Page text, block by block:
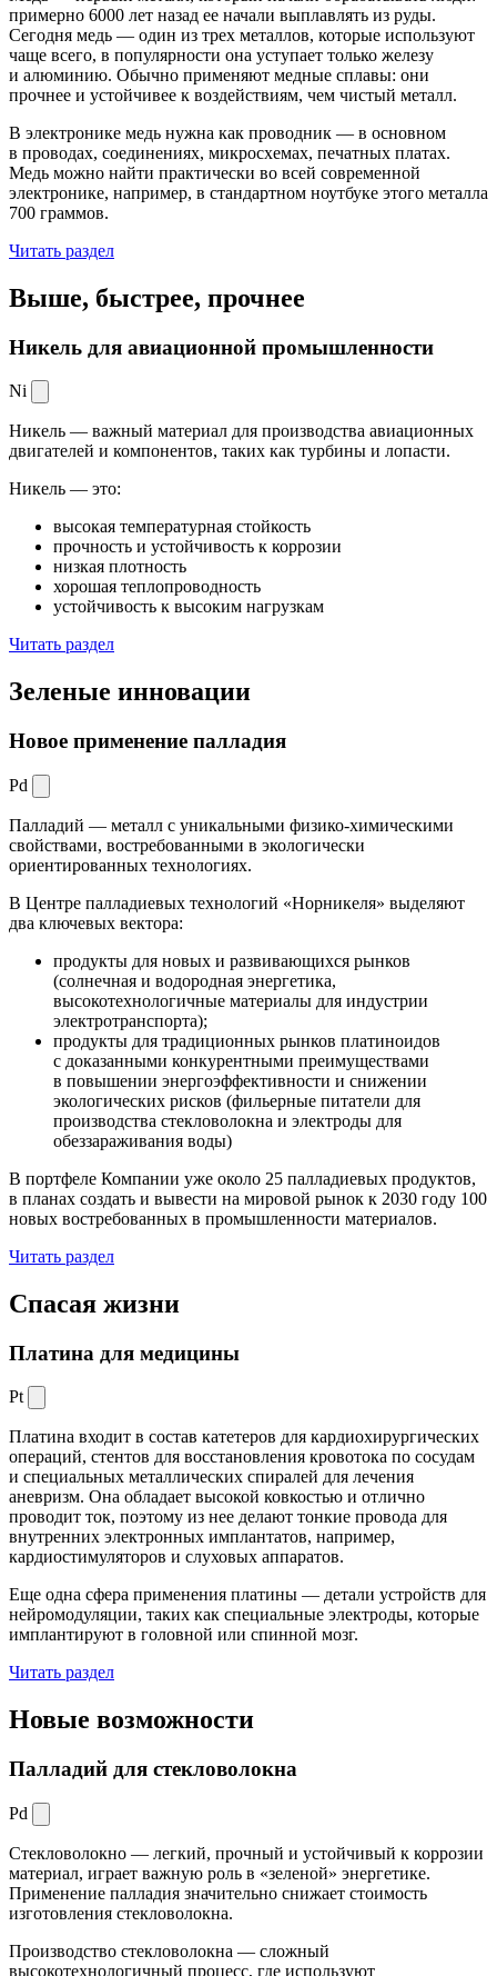
примерно 6000 лет назад ее начали выплавлять из руды.
Сегодня медь — один из трех металлов, которые используют
чаще всего, в популярности она уступает только железу
и алюминию. Обычно применяют медные сплавы: они
прочнее и устойчивее к воздействиям, чем чистый металл.
В электронике медь нужна как проводник — в основном
в проводах, соединениях, микросхемах, печатных платах.
Медь можно найти практически во всей современной
электронике, например, в стандартном ноутбуке этого металла
700 граммов.
Читать раздел
Выше, быстрее, прочнее
Никель для авиационной промышленности
Ni
Никель — важный материал для производства авиационных
двигателей и компонентов, таких как турбины и лопасти.
Никель — это:
высокая температурная стойкость
прочность и устойчивость к коррозии
низкая плотность
хорошая теплопроводность
устойчивость к высоким нагрузкам
Читать раздел
Зеленые инновации
Новое применение палладия
Pd
Палладий — металл с уникальными физико-химическими
свойствами, востребованными в экологически
ориентированных технологиях.
В Центре палладиевых технологий «Норникеля» выделяют
два ключевых вектора:
продукты для новых и развивающихся рынков
(солнечная и водородная энергетика,
высокотехнологичные материалы для индустрии
электротранспорта);
продукты для традиционных рынков платиноидов
с доказанными конкурентными преимуществами
в повышении энергоэффективности и снижении
экологических рисков (фильерные питатели для
производства стекловолокна и электроды для
обеззараживания воды)
В портфеле Компании уже около 25 палладиевых продуктов,
в планах создать и вывести на мировой рынок к 2030 году 100
новых востребованных в промышленности материалов.
Читать раздел
Спасая жизни
Платина для медицины
Pt
Платина входит в состав катетеров для кардиохирургических
операций, стентов для восстановления кровотока по сосудам
и специальных металлических спиралей для лечения
аневризм. Она обладает высокой ковкостью и отлично
проводит ток, поэтому из нее делают тонкие провода для
внутренних электронных имплантатов, например,
кардиостимуляторов и слуховых аппаратов.
Еще одна сфера применения платины — детали устройств для
нейромодуляции, таких как специальные электроды, которые
имплантируют в головной или спинной мозг.
Читать раздел
Новые возможности
Палладий для стекловолокна
Pd
Стекловолокно — легкий, прочный и устойчивый к коррозии
материал, играет важную роль в «зеленой» энергетике.
Применение палладия значительно снижает стоимость
изготовления стекловолокна.
Производство стекловолокна — сложный
высокотехнологичный процесс, где используют